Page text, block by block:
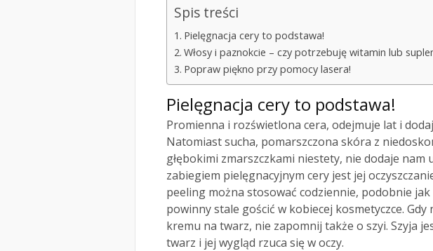
Spis treści
Pielęgnacja cery to podstawa!
Włosy i paznokcie – czy potrzebuję witamin lub
Popraw piękno przy pomocy lasera!
Pielęgnacja cery to podstawa!
Promienna i rozświetlona cera, odejmuje lat i
Natomiast sucha, pomarszczona skóra z
głębokimi zmarszczkami niestety, nie dodaje nam
zabiegiem pielęgnacyjnym cery jest jej
peeling można stosować codziennie, podobnie
powinny stale gościć w kobiecej kosmetyczce. Gdy
kremu na twarz, nie zapomnij także o szyi. Szyja
twarz i jej wygląd rzuca się w oczy.